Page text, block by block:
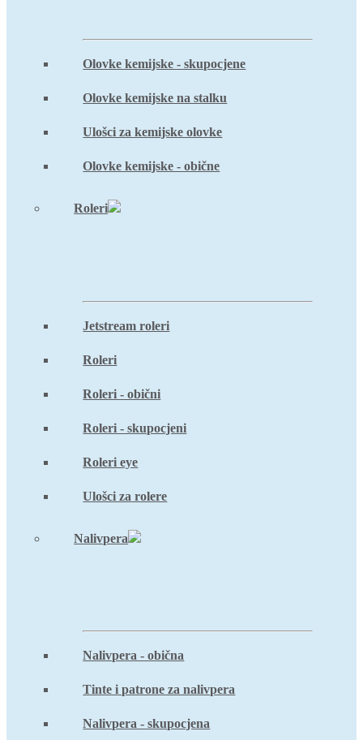
Olovke kemijske - skupocjene
Olovke kemijske na stalku
Ulošci za kemijske olovke
Olovke kemijske - obične
Roleri
Jetstream roleri
Roleri
Roleri - obični
Roleri - skupocjeni
Roleri eye
Ulošci za rolere
Nalivpera
Nalivpera - obična
Tinte i patrone za nalivpera
Nalivpera - skupocjena